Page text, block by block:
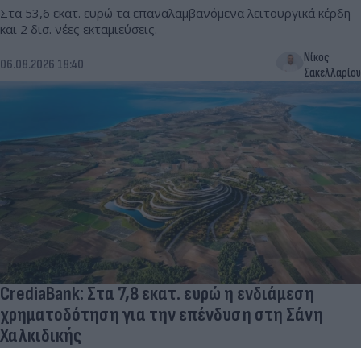
Στα 53,6 εκατ. ευρώ τα επαναλαμβανόμενα λειτουργικά κέρδη
και 2 δισ. νέες εκταμιεύσεις.
06.08.2026 18:40
Νίκος
Σακελλαρίου
CrediaBank: Στα 7,8 εκατ. ευρώ η ενδιάμεση
χρηματοδότηση για την επένδυση στη Σάνη
Χαλκιδικής